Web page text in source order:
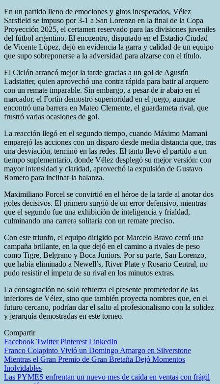
En un partido lleno de emociones y giros inesperados, Vélez
Sarsfield se impuso por 3-1 a San Lorenzo en la final de la Copa
Proyección 2025, el certamen reservado para las divisiones juveniles
del fútbol argentino. El encuentro, disputado en el Estadio Ciudad
de Vicente López, dejó en evidencia la garra y calidad de un equipo
que supo sobreponerse a la adversidad para alzarse con el título.
El Ciclón arrancó mejor la tarde gracias a un gol de Agustín
Ladstatter, quien aprovechó una contra rápida para batir al arquero
con un remate imparable. Sin embargo, a pesar de ir abajo en el
marcador, el Fortín demostró superioridad en el juego, aunque
encontró una barrera en Mateo Clemente, el guardameta rival, que
frustró varias ocasiones de gol.
La reacción llegó en el segundo tiempo, cuando Máximo Mamani
emparejó las acciones con un disparo desde media distancia que, tras
una desviación, terminó en las redes. El tanto llevó el partido a un
tiempo suplementario, donde Vélez desplegó su mejor versión: con
mayor intensidad y claridad, aprovechó la expulsión de Gustavo
Romero para inclinar la balanza.
Maximiliano Porcel se convirtió en el héroe de la tarde al anotar dos
goles decisivos. El primero surgió de un error defensivo, mientras
que el segundo fue una exhibición de inteligencia y frialdad,
culminando una carrera solitaria con un remate preciso.
Con este triunfo, el equipo dirigido por Marcelo Bravo cerró una
campaña brillante, en la que dejó en el camino a rivales de peso
como Tigre, Belgrano y Boca Juniors. Por su parte, San Lorenzo,
que había eliminado a Newell’s, River Plate y Rosario Central, no
pudo resistir el ímpetu de su rival en los minutos extras.
La consagración no solo refuerza el presente prometedor de las
inferiores de Vélez, sino que también proyecta nombres que, en el
futuro cercano, podrían dar el salto al profesionalismo con la solidez
y jerarquía demostradas en este torneo.
Compartir
Facebook TwitterPinterest LinkedIn
Navegación
de
entradas
Franco Colapinto Vivió un Domingo Amargo en Silverstone
Mientras el Gran Premio de Gran Bretaña Dejó Momentos
Inolvidables
Las PYMES enfrentan un nuevo mes de caída en ventas con frágil